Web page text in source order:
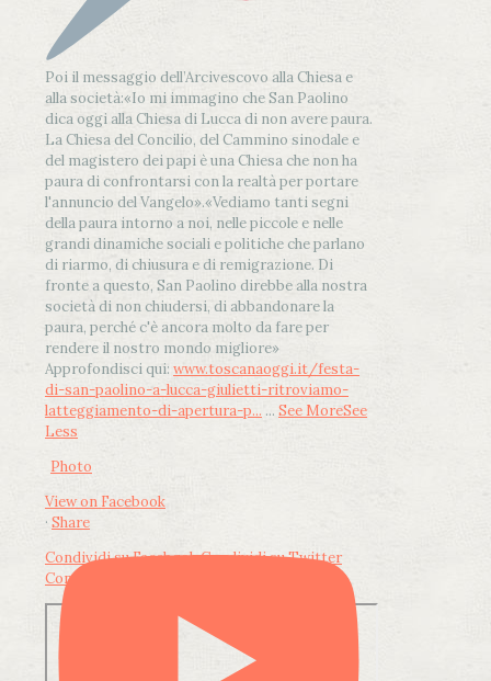
Poi il messaggio dell’Arcivescovo alla Chiesa e
alla società:«Io mi immagino che San Paolino
dica oggi alla Chiesa di Lucca di non avere paura.
La Chiesa del Concilio, del Cammino sinodale e
del magistero dei papi è una Chiesa che non ha
paura di confrontarsi con la realtà per portare
l'annuncio del Vangelo».«Vediamo tanti segni
della paura intorno a noi, nelle piccole e nelle
grandi dinamiche sociali e politiche che parlano
di riarmo, di chiusura e di remigrazione. Di
fronte a questo, San Paolino direbbe alla nostra
società di non chiudersi, di abbandonare la
paura, perché c'è ancora molto da fare per
rendere il nostro mondo migliore»
Approfondisci qui: www.toscanaoggi.it/festa-
di-san-paolino-a-lucca-giulietti-ritroviamo-
latteggiamento-di-apertura-p... ... See MoreSee
Less
Photo
View on Facebook
· Share
Condividi su FacebookCondividi su Twitter
Condividi su LinkedIn